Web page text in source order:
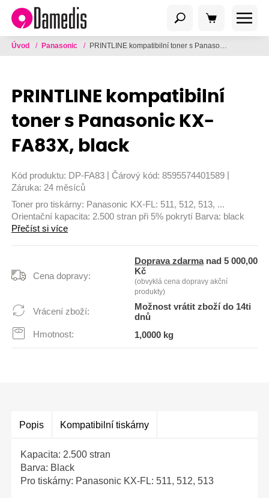
Úvod / Panasonic / PRINTLINE kompatibilní toner s Panasonic KX-FA83X, black
PRINTLINE kompatibilní
toner s Panasonic KX-
FA83X, black
Kód produktu: DP-FA83 Čárový kód: 8595574401589
Záruka: 24 měsíců
Toner pro tiskárny: Panasonic KX-FL: 511, 512, 513, ...
Orientační kapacita: 2.500 stran při 5% pokrytí Barva: black
Přečíst si více
Cena dopravy:
Doprava zdarmanad 5 000,00
Kč
(obvyklá cena dopravy akční
produkty)
Vrácení zboží:
Možnost vrátit zboží do 14ti
dnů
Hmotnost:
1,0000 kg
Popis Kompatibilní tiskárny
Kapacita: 2.500 stran
Barva: Black
Pro tiskárny: Panasonic KX-FL: 511, 512, 513